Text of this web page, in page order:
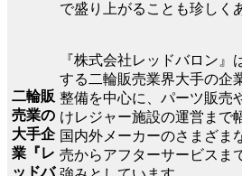
で盛り上がることも珍しく
二輪販
売業の
大手企
業『レ
ッドバ
『株式会社レッドバロン』
する二輪販売業界大手の企
整備を中心に、パーツ販売
けレジャー施設の運営まで
国内外メーカーのさまざま
売からアフターサービスま